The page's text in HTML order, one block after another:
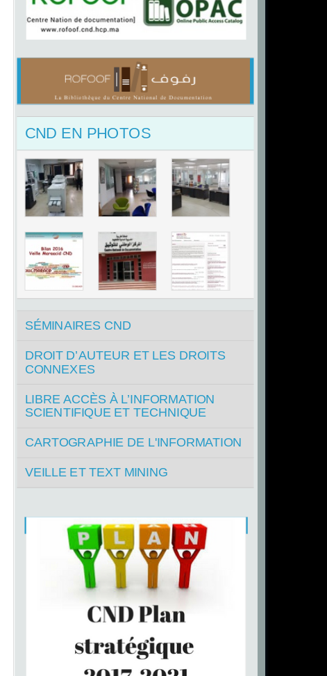
CND EN PHOTOS
SÉMINAIRES CND
DROIT D’AUTEUR ET LES DROITS
CONNEXES
LIBRE ACCÈS À L’INFORMATION
SCIENTIFIQUE ET TECHNIQUE
CARTOGRAPHIE DE L'INFORMATION
VEILLE ET TEXT MINING